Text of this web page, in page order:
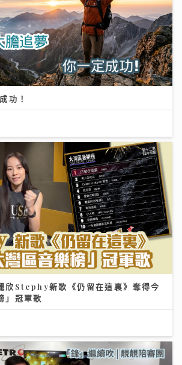
功！
欣Stephy新歌《仍留在這裏》奪得今
」冠軍歌